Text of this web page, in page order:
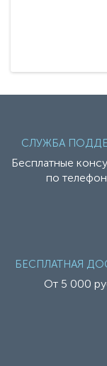
СЛУЖБА
Бесплатные
по
БЕСПЛАТНАЯ
От 5 000